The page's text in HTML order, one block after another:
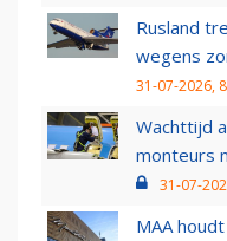
Rusland
wegens
31-07-2026,
Wachttijd
monteurs
31-07-
MAA